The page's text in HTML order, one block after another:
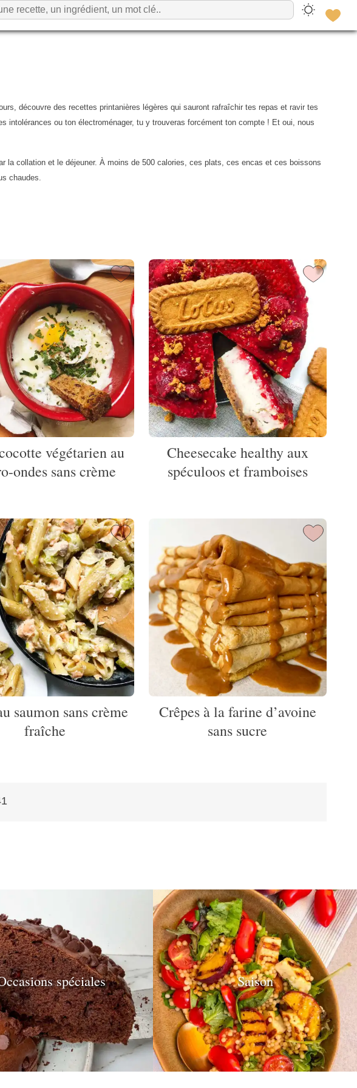
découvre des recettes printanières légères qui sauront rafraîchir tes repas et ravir tes
intolérances ou ton électroménager, tu y trouveras forcément ton compte ! Et oui, nous
la collation et le déjeuner. À moins de 500 calories, ces plats, ces encas et ces boissons
chaudes.
végétarien au
ondes sans crème
Cheesecake healthy aux
spéculoos et framboises
saumon sans crème
fraîche
Crêpes à la farine d’avoine
sans sucre
spéciales Saison